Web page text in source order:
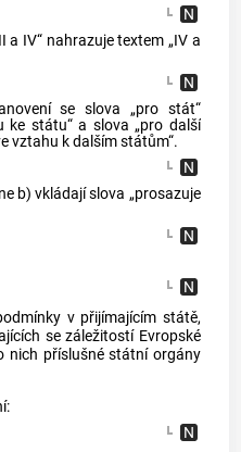
a IV“ nahrazuje textem „IV a
se slova „pro stát“
ke státu“ a slova „pro další
vztahu k dalším státům“.
b) vkládají slova „prosazuje
v přijímajícím státě,
se záležitostí Evropské
nich příslušné státní orgány